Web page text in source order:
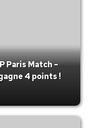
Paris Match –
4 points !